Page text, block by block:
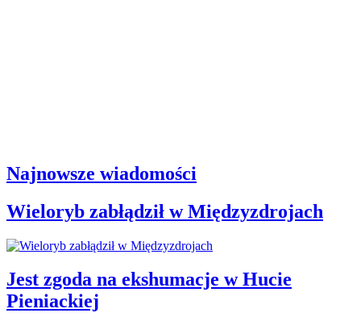
Najnowsze wiadomości
Wieloryb zabłądził w Międzyzdrojach
Jest zgoda na ekshumacje w Hucie
Pieniackiej